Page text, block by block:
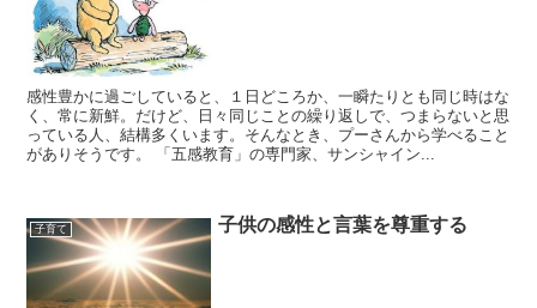
感性豊かに過ごしていると、１日どころか、一瞬たりとも同じ時はな
く、常に新鮮。だけど、日々同じことの繰り返しで、つまらないと思
っている人、結構多くいます。そんなとき、プーさんから学べること
がありそうです。 「五感教育」の専門家、サンシャイン...
子育て 子供の感性と言葉を尊重する